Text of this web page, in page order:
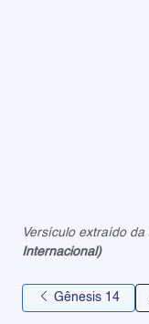
Versículo extraído da
Internacional)
Gênesis 14